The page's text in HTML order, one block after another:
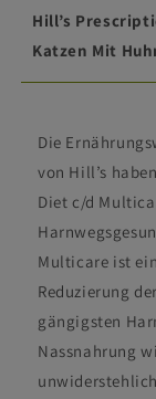
Hill’s
Katzen Mit
Die
von Hill’s
Diet c/d
Multicare ist
Reduzierung
gängigsten
Nassnahrung